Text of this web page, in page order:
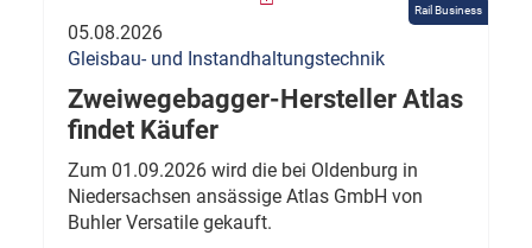
Rail Business
05.08.2026
Gleisbau- und Instandhaltungstechnik
Zweiwegebagger-Hersteller Atlas
findet Käufer
Zum 01.09.2026 wird die bei Oldenburg in
Niedersachsen ansässige Atlas GmbH von
Buhler Versatile gekauft.